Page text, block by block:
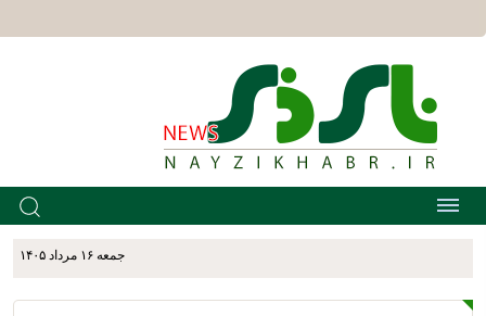
جمعه ۱۶ مرداد ۱۴۰۵